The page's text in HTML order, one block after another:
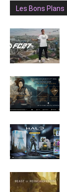
Les Bons Plans